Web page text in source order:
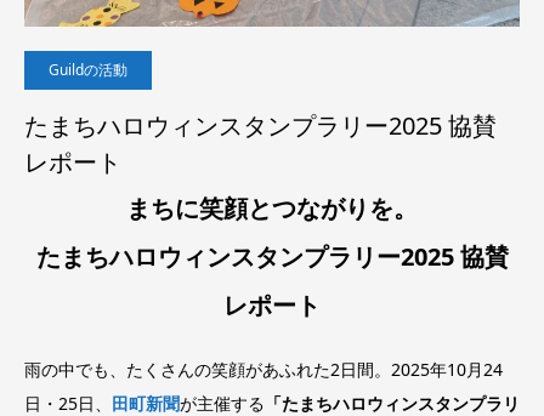
Guildの活動
たまちハロウィンスタンプラリー2025 協賛
レポート
まちに笑顔とつながりを。
たまちハロウィンスタンプラリー2025 協賛
レポート
雨の中でも、たくさんの笑顔があふれた2日間。2025年10月24
日・25日、 田町新聞が主催する 「たまちハロウィンスタンプラリ